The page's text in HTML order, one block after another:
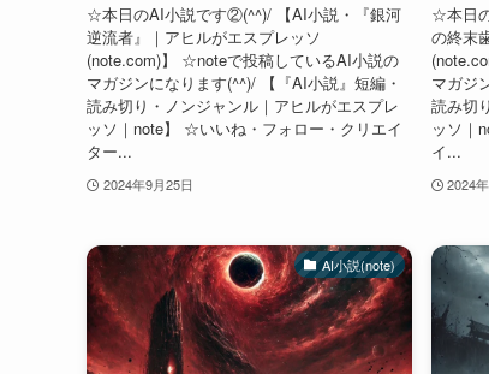
☆本日のAI小説です②(^^)/ 【AI小説・『銀河
逆流者』｜アヒルがエスプレッソ
(note.com)】 ☆noteで投稿しているAI小説の
マガジンになります(^^)/ 【『AI小説』短編・
読み切り・ノンジャンル｜アヒルがエスプレ
ッソ｜note】 ☆いいね・フォロー・クリエイ
ター...
2024年9月25日
☆本日
の終末
マガジ
読み切
ッソ｜
イ...
2024
AI小説(note)